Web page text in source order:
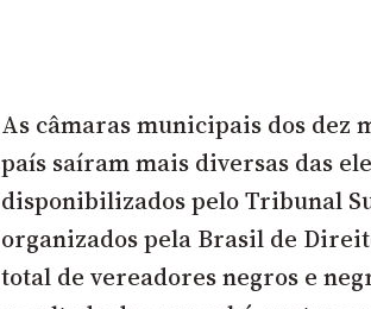
As câmaras municipais dos dez
país saíram mais diversas das
disponibilizados pelo Tribunal
organizados pela Brasil de
total de vereadores negros e